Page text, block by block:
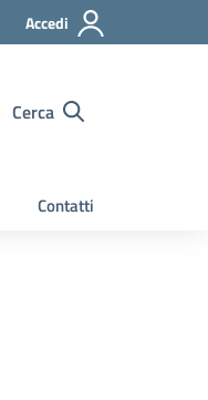
Accedi
Cerca
Contatti